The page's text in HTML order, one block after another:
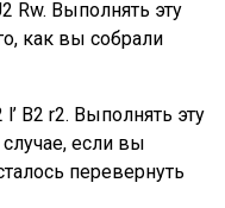
Rw. Выполнять эту
как вы собрали
l’ B2 r2. Выполнять эту
если вы
перевернуть